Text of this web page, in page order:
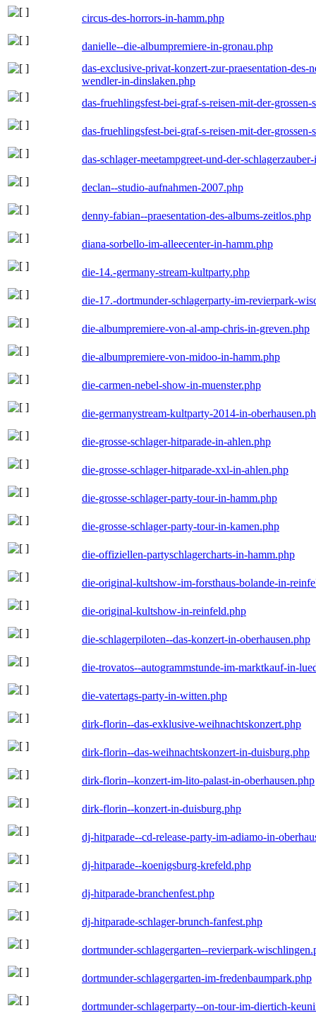
circus-des-horrors-in-hamm.php
danielle--die-albumpremiere-in-gronau.php
das-exclusive-privat-konzert-zur-praesentation-
wendler-in-dinslaken.php
das-fruehlingsfest-bei-graf-s-reisen-mit-der-
das-fruehlingsfest-bei-graf-s-reisen-mit-der-
das-schlager-meetampgreet-und-der-
declan--studio-aufnahmen-2007.php
denny-fabian--praesentation-des-albums-zeitlos.php
diana-sorbello-im-alleecenter-in-hamm.php
die-14.-germany-stream-kultparty.php
die-17.-dortmunder-schlagerparty-im-revierpark-
die-albumpremiere-von-al-amp-chris-in-greven.php
die-albumpremiere-von-midoo-in-hamm.php
die-carmen-nebel-show-in-muenster.php
die-germanystream-kultparty-2014-in-
die-grosse-schlager-hitparade-in-ahlen.php
die-grosse-schlager-hitparade-xxl-in-ahlen.php
die-grosse-schlager-party-tour-in-hamm.php
die-grosse-schlager-party-tour-in-kamen.php
die-offiziellen-partyschlagercharts-in-hamm.php
die-original-kultshow-im-forsthaus-bolande-in-
die-original-kultshow-in-reinfeld.php
die-schlagerpiloten--das-konzert-in-oberhausen.php
die-trovatos--autogrammstunde-im-marktkauf-in-
die-vatertags-party-in-witten.php
dirk-florin--das-exklusive-weihnachtskonzert.php
dirk-florin--das-weihnachtskonzert-in-duisburg.php
dirk-florin--konzert-im-lito-palast-in-oberhausen.php
dirk-florin--konzert-in-duisburg.php
dj-hitparade--cd-release-party-im-adiamo-in-
dj-hitparade--koenigsburg-krefeld.php
dj-hitparade-branchenfest.php
dj-hitparade-schlager-brunch-fanfest.php
dortmunder-schlagergarten--revierpark-
dortmunder-schlagergarten-im-fredenbaumpark.php
dortmunder-schlagerparty--on-tour-im-diertich-